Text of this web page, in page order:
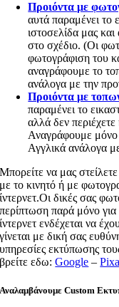
Προιόντα με
αυτά παραμένει το
ιστοσελίδα μας
στο σχέδιο. (Οι
φωτογράφιση του
αναγράφουμε το
ανάλογα με την
Προιόντα με
παραμένει το
αλλά δεν
Αναγράφουμε μόνο
Αγγλικά ανάλογα
Μπορείτε να μας
με το κινητό ή με
ίντερνετ.Οι δικές σας
περίπτωση παρά μόνο για
ίντερνετ ενδέχεται να
γίνεται με δική σας
υπηρεσίες εκτύπωσης
βρείτε εδω:Google –
Αναλαμβάνουμε Custom